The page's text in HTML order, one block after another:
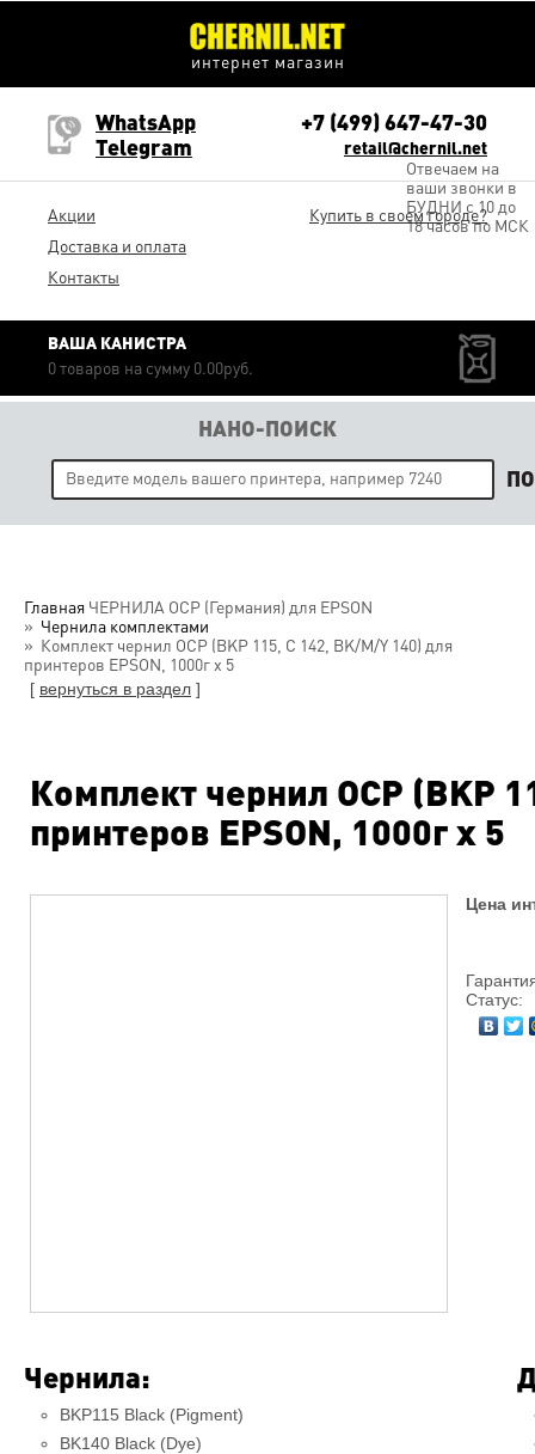
интернет магазин
Акции
Доставка и оплата
Контакты
WhatsApp
Telegram
retail@chernil.net
+7 (499) 647-47-30
Отвечаем на
ваши звонки в
БУДНИ с 10 до
18 часов по МСК
Купить в своем городе?
ВАША КАНИСТРА
0 товаров на сумму 0.00руб.
НАНО-ПОИСК
Главная ЧЕРНИЛА OCP (Германия) для EPSON
Чернила комплектами
Комплект чернил OCP (BKP 115, C 142, BK/M/Y 140) для
принтеров EPSON, 1000г х 5
[ вернуться в раздел ]
Комплект чернил OCP (BKP
принтеров EPSON, 1000г х 5
Цена
Статус:
Чернила:
BKP115 Black (Pigment)
BK140 Black (Dye)